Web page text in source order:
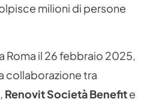
milioni di persone
Roma il 26 febbraio 2025,
collaborazione tra
, Renovit Società Benefite